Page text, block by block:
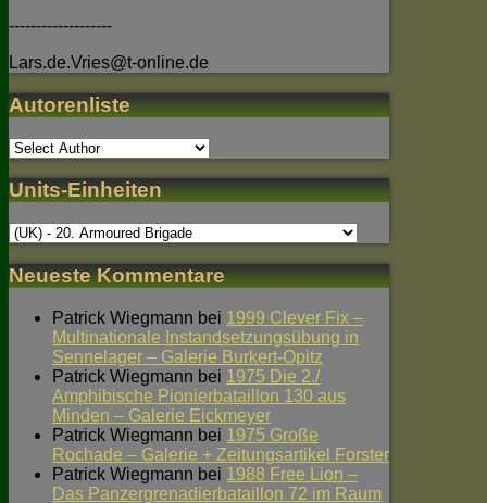
-------------------
Lars.de.Vries@t-online.de
Autorenliste
Units-Einheiten
Neueste Kommentare
Patrick Wiegmann bei 1999 Clever Fix –
Multinationale Instandsetzungsübung in
Sennelager – Galerie Burkert-Opitz
Patrick Wiegmann bei 1975 Die 2./
Amphibische Pionierbataillon 130 aus
Minden – Galerie Eickmeyer
Patrick Wiegmann bei 1975 Große
Rochade – Galerie + Zeitungsartikel Forster
Patrick Wiegmann bei 1988 Free Lion –
Das Panzergrenadierbataillon 72 im Raum